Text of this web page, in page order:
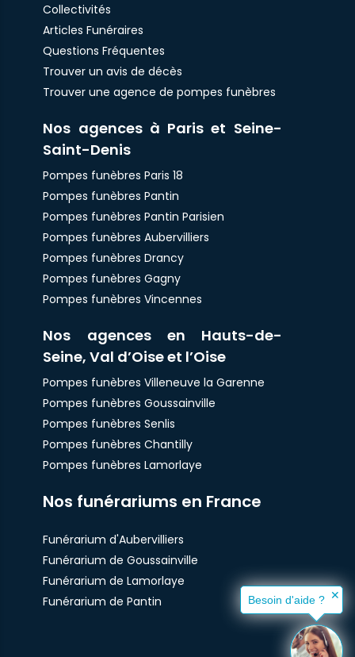
Collectivités
Articles Funéraires
Questions Fréquentes
Trouver un avis de décès
Trouver une agence de pompes funèbres
Nos agences à Paris et Seine-
Saint-Denis
Pompes funèbres Paris 18
Pompes funèbres Pantin
Pompes funèbres Pantin Parisien
Pompes funèbres Aubervilliers
Pompes funèbres Drancy
Pompes funèbres Gagny
Pompes funèbres Vincennes
Nos agences en Hauts-de-
Seine, Val d’Oise et l’Oise
Pompes funèbres Villeneuve la Garenne
Pompes funèbres Goussainville
Pompes funèbres Senlis
Pompes funèbres Chantilly
Pompes funèbres Lamorlaye
Nos funérariums en France
Funérarium d'Aubervilliers
Funérarium de Goussainville
Funérarium de Lamorlaye
Funérarium de Pantin
Besoin d'aide ? ✕